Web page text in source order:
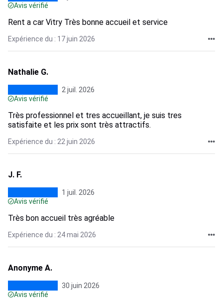
Avis vérifié
Rent a car Vitry Très bonne accueil et service
Expérience du : 17 juin 2026
Nathalie G.
2 juil. 2026
Avis vérifié
Très professionnel et tres accueillant, je suis tres
satisfaite et les prix sont très attractifs.
Expérience du : 22 juin 2026
J. F.
1 juil. 2026
Avis vérifié
Très bon accueil très agréable
Expérience du : 24 mai 2026
Anonyme A.
30 juin 2026
Avis vérifié